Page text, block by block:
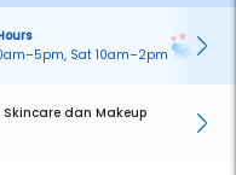
Sat 10am–2pm
dan Makeup